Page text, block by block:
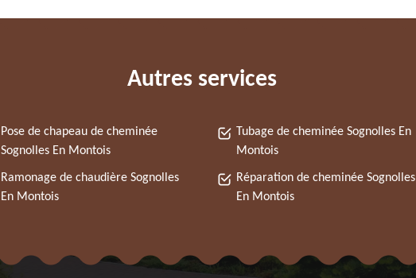
Autres services
Pose de chapeau de cheminée
Sognolles En Montois
Ramonage de chaudière Sognolles
En Montois
Tubage de cheminée Sognolles En
Montois
Réparation de cheminée Sognolles
En Montois